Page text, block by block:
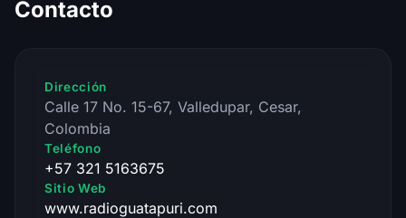
Contacto
Dirección
Calle 17 No. 15-67, Valledupar, Cesar,
Colombia
Teléfono
+57 321 5163675
Sitio Web
www.radioguatapuri.com